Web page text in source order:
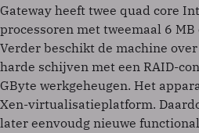
Gateway heeft twee quad core
processoren met tweemaal 6 MB
Verder beschikt de machine
harde schijven met een RAID-
GByte werkgeheugen. Het
Xen-virtualisatieplatform.
later eenvoudg nieuwe